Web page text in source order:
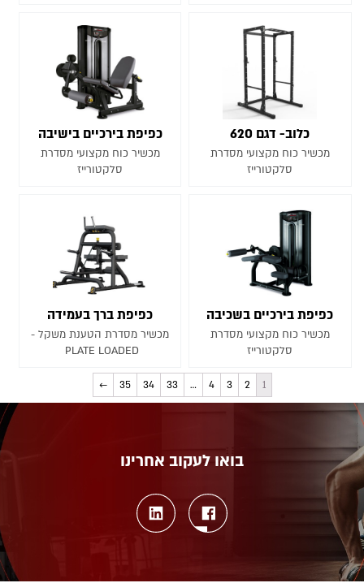
כלוב- דגם 620
מכשיר כוח מקצועי מסדרת
סלקטורייז
כפיפת בירכיים בישיבה
מכשיר כוח מקצועי מסדרת
סלקטורייז
כפיפת בירכיים בשכיבה
מכשיר כוח מקצועי מסדרת
סלקטורייז
כפיפת ברך בעמידה
מכשיר מסדרת הטענת משקל -
PLATE LOADED
1
2
3
4
…
33
34
35
←
בואו לעקוב אחרינו